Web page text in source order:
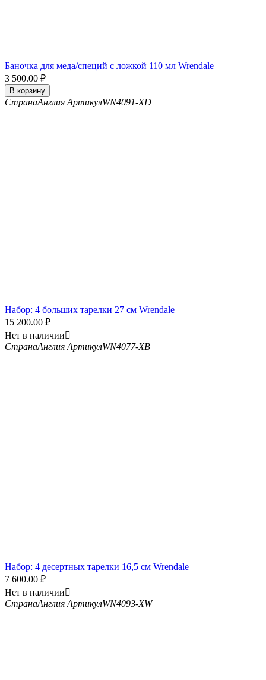
Баночка для меда/специй с ложкой 110 мл Wrendale
3 500.00 ₽
В корзину
СтранаАнглия АртикулWN4091-XD
Набор: 4 больших тарелки 27 см Wrendale
15 200.00 ₽
Нет в наличии
СтранаАнглия АртикулWN4077-XB
Набор: 4 десертных тарелки 16,5 см Wrendale
7 600.00 ₽
Нет в наличии
СтранаАнглия АртикулWN4093-XW